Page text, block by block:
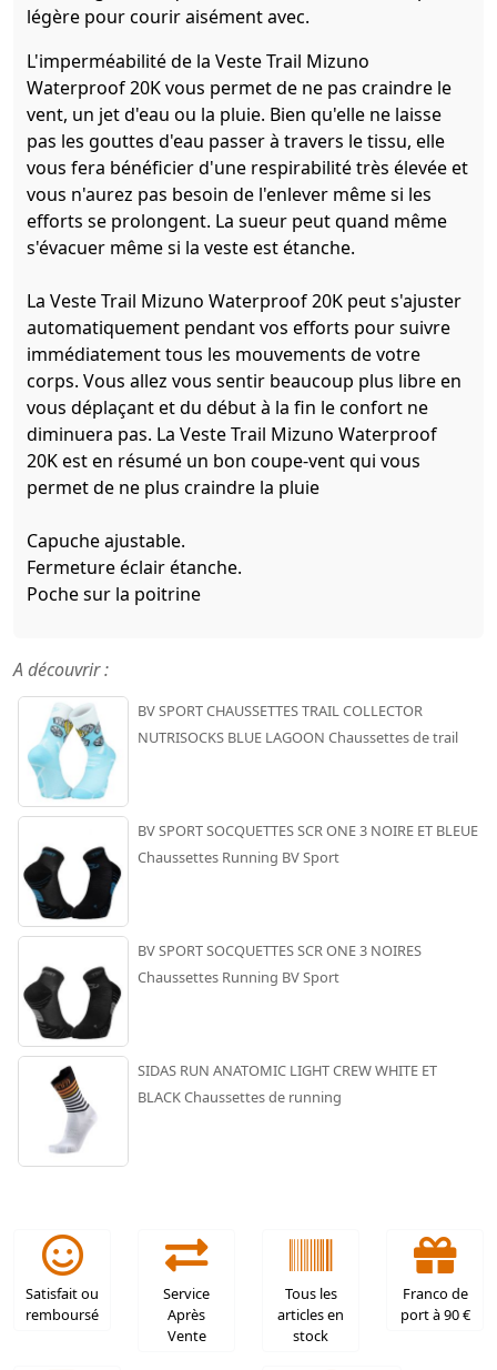
légère pour courir aisément avec.
L'imperméabilité de la Veste Trail Mizuno
Waterproof 20K vous permet de ne pas craindre le
vent, un jet d'eau ou la pluie. Bien qu'elle ne laisse
pas les gouttes d'eau passer à travers le tissu, elle
vous fera bénéficier d'une respirabilité très élevée et
vous n'aurez pas besoin de l'enlever même si les
efforts se prolongent. La sueur peut quand même
s'évacuer même si la veste est étanche.
La Veste Trail Mizuno Waterproof 20K peut s'ajuster
automatiquement pendant vos efforts pour suivre
immédiatement tous les mouvements de votre
corps. Vous allez vous sentir beaucoup plus libre en
vous déplaçant et du début à la fin le confort ne
diminuera pas. La Veste Trail Mizuno Waterproof
20K est en résumé un bon coupe-vent qui vous
permet de ne plus craindre la pluie
Capuche ajustable.
Fermeture éclair étanche.
Poche sur la poitrine
A découvrir :
BV SPORT CHAUSSETTES TRAIL COLLECTOR
NUTRISOCKS BLUE LAGOON Chaussettes de trail
BV SPORT SOCQUETTES SCR ONE 3 NOIRE ET BLEUE
Chaussettes Running BV Sport
BV SPORT SOCQUETTES SCR ONE 3 NOIRES
Chaussettes Running BV Sport
SIDAS RUN ANATOMIC LIGHT CREW WHITE ET
BLACK Chaussettes de running
Satisfait ou
remboursé
Service
Après
Vente
Tous les
articles en
stock
Franco de
port à 90 €